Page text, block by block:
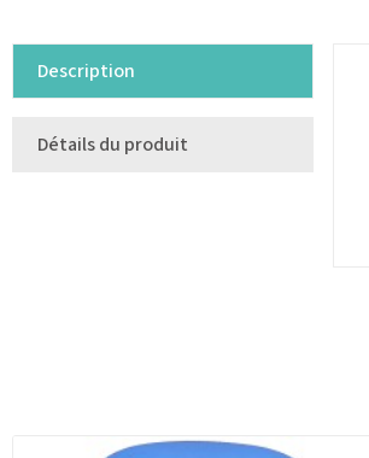
Description
Détails du produit